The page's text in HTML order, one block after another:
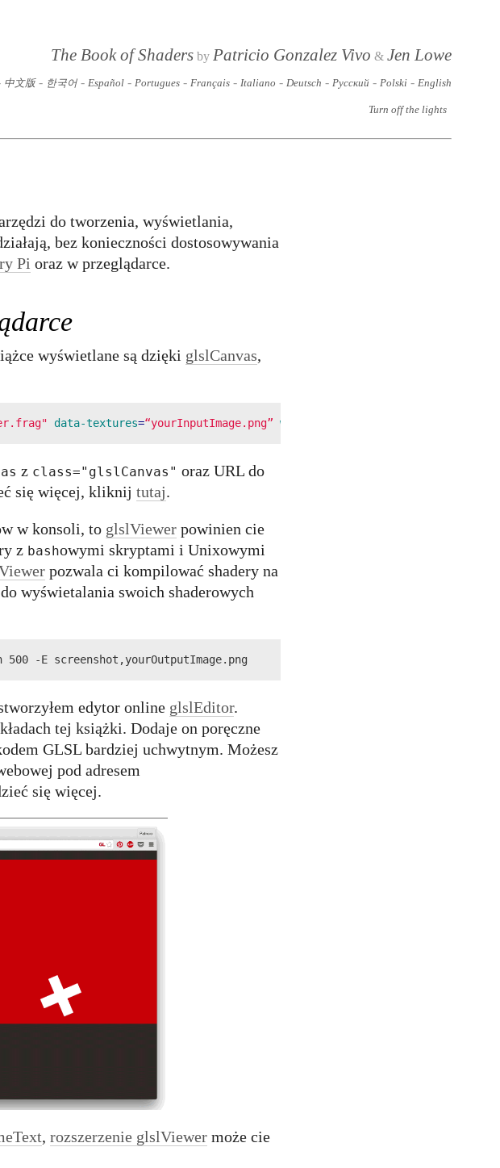
The Book of Shaders by Patricio Gonzalez Vivo & Jen Lowe
中文版- 한국어 - Español - Portugues - Français - Italiano - Deutsch - Русский - Polski - English
Turn off the lights
do tworzenia, wyświetlania,
bez konieczności dostosowywania
Pi oraz w przeglądarce.
wyświetlane są dzięki glslCanvas,
data-textures=“yourInputImage.png” width
z class="glslCanvas" oraz URL do
się więcej, kliknij tutaj.
w konsoli, to glslViewer powinien cie
z bashowymi skryptami i Unixowymi
pozwala ci kompilować shadery na
wyświetalania swoich shaderowych
-E screenshot,yourOutputImage.png
edytor online glslEditor.
tej książki. Dodaje on poręczne
GLSL bardziej uchwytnym. Możesz
pod adresem
się więcej.
, rozszerzenie glslViewer może cie